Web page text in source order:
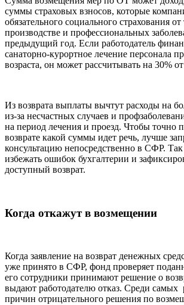
суммы страховых взносов, которые
обязательного социального страхования
производстве и профессиональных
предыдущий год. Если работодатель
санаторно-курортное лечение персонала
возраста, он может рассчитывать на 30%
Из возврата выплаты вычтут расходы на
из-за несчастных случаев и
на период лечения и проезд. Чтобы точно
возврате какой суммы идет речь, лучше
консультацию непосредственно в СФР.
избежать ошибок бухгалтерии и
доступный возврат.
Когда откажут в возмещении
Когда заявление на возврат денежных
уже принято в СФР, фонд проверяет
его сотрудники принимают решение о
выдают работодателю отказ. Среди самых
причин отрицательного решения по